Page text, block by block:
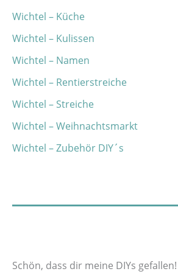
Wichtel – Küche
Wichtel – Kulissen
Wichtel – Namen
Wichtel – Rentierstreiche
Wichtel – Streiche
Wichtel – Weihnachtsmarkt
Wichtel – Zubehör DIY´s
Schön, dass dir meine DIYs